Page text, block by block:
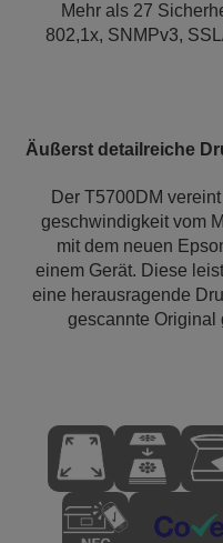
Mehr als 27
802,1x, SNMPv3,
Äußerst detailreiche
Der T5700DM
geschwindigkeit vom
mit dem neuen
einem Gerät. Diese
eine herausragende
gescannte Original